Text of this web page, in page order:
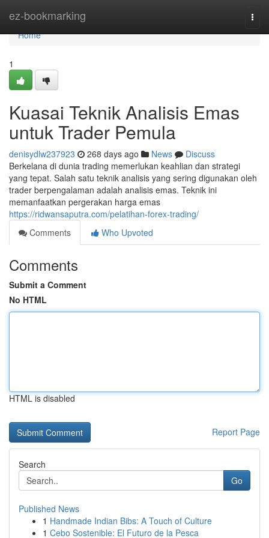
ez-bookmarking
Home
Home
1
Kuasai Teknik Analisis Emas
untuk Trader Pemula
denisydlw237923 268 days ago News
Discuss
Berkelana di dunia trading memerlukan keahlian dan strategi
yang tepat. Salah satu teknik analisis yang sering digunakan oleh
trader berpengalaman adalah analisis emas. Teknik ini
memanfaatkan pergerakan harga emas
https://ridwansaputra.com/pelatihan-forex-trading/
Comments
Who Upvoted
Comments
Submit a Comment
No HTML
HTML is disabled
Report Page
Search
Go
Published News
1 Handmade Indian Bibs: A Touch of Culture
1 Cebo Sostenible: El Futuro de la Pesca